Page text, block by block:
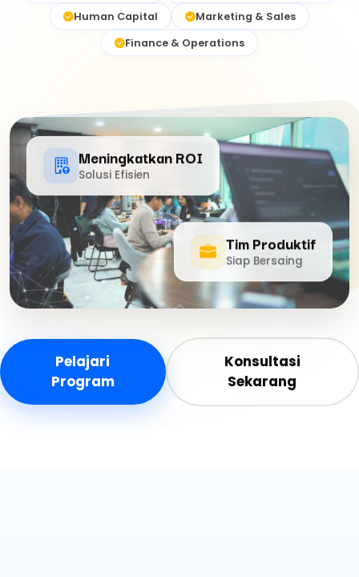
Human Capital
Marketing & Sales
Finance & Operations
Meningkatkan ROI
Solusi Efisien
Tim Produktif
Siap Bersaing
Pelajari
Program
Konsultasi
Sekarang